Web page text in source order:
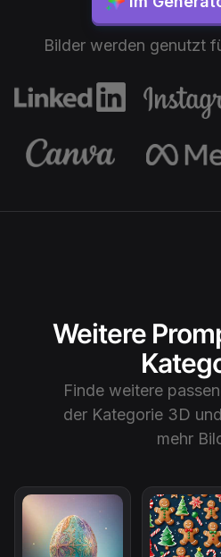
Jedes Objekt wirkt weich
für Tonkunst, und sie sind
einfachen Hintergrund
Bilder werden genutzt
Weitere
Finde weitere
der Kategorie 3D
mehr